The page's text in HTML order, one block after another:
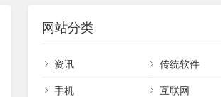
网站分类
资讯 传统软件
手机 互联网